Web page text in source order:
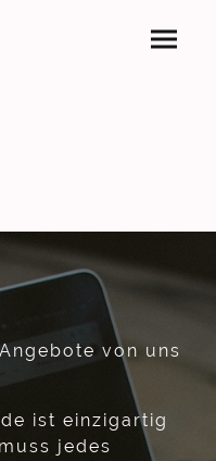
von uns
ist einzigartig
jedes